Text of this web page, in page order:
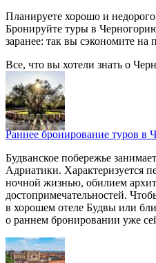
Планируете хорошо и
Бронируйте туры в
заранее: так вы сэкономите на
Все, что вы хотели знать o
Раннее бронирование туров в
Будванское побережье
Адриатики. Характеризуется
ночной жизнью, обилием
достопримечательностей.
в хорошем отеле Будвы или
о раннем бронировании уже